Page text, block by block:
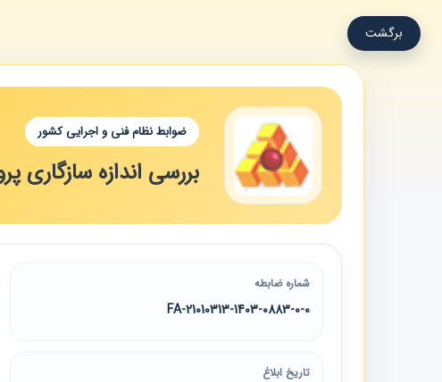
برگشت
ضوابط نظام فنی و اجرایی کشور
بررسی اندازه
شماره ضابطه
21010313-1403-0883-0-0-FA
تاریخ ابلاغ